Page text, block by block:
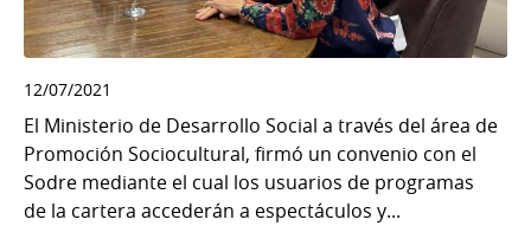
12/07/2021
El Ministerio de Desarrollo Social a través del área de
Promoción Sociocultural, firmó un convenio con el
Sodre mediante el cual los usuarios de programas
de la cartera accederán a espectáculos y...